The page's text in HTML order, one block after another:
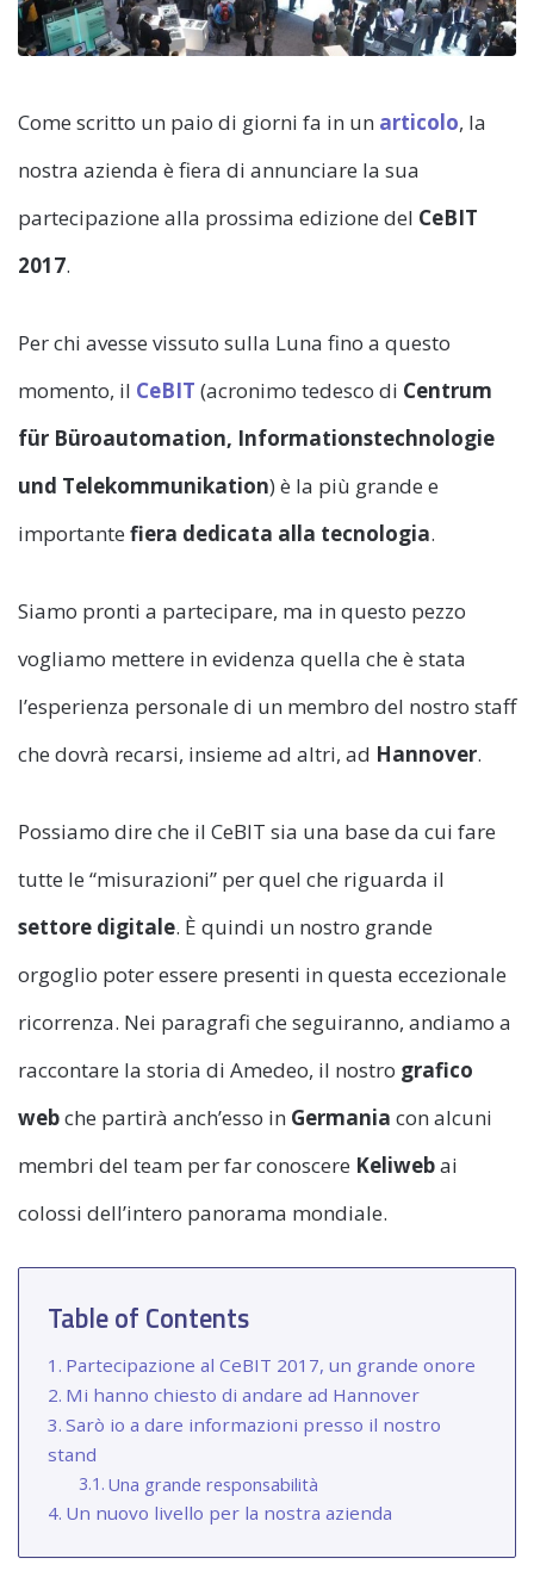
Come scritto un paio di giorni fa in un articolo, la
nostra azienda è fiera di annunciare la sua
partecipazione alla prossima edizione del CeBIT
2017.
Per chi avesse vissuto sulla Luna fino a questo
momento, il CeBIT (acronimo tedesco di Centrum
für Büroautomation, Informationstechnologie
und Telekommunikation) è la più grande e
importante fiera dedicata alla tecnologia.
Siamo pronti a partecipare, ma in questo pezzo
vogliamo mettere in evidenza quella che è stata
l’esperienza personale di un membro del nostro staff
che dovrà recarsi, insieme ad altri, ad Hannover.
Possiamo dire che il CeBIT sia una base da cui fare
tutte le “misurazioni” per quel che riguarda il
settore digitale. È quindi un nostro grande
orgoglio poter essere presenti in questa eccezionale
ricorrenza. Nei paragrafi che seguiranno, andiamo a
raccontare la storia di Amedeo, il nostro grafico
webche partirà anch’esso in Germania con alcuni
membri del team per far conoscere Keliwebai
colossi dell’intero panorama mondiale.
Table of Contents
Partecipazione al CeBIT 2017, un grande onore
Mi hanno chiesto di andare ad Hannover
Sarò io a dare informazioni presso il nostro
stand
Una grande responsabilità
Un nuovo livello per la nostra azienda